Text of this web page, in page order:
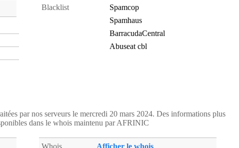
Blacklist
Spamcop
Spamhaus
BarracudaCentral
Abuseat cbl
par nos serveurs le mercredi 20 mars 2024. Des informations plus
dans le whois maintenu par AFRINIC